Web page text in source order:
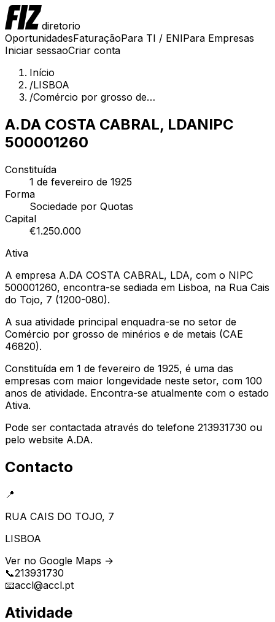
diretorio
OportunidadesFaturaçãoPara TI / ENIPara Empresas
Iniciar sessaoCriar conta
Início
/LISBOA
/Comércio por grosso de…
A.DA COSTA CABRAL, LDANIPC
500001260
Constituída
1 de fevereiro de 1925
Forma
Sociedade por Quotas
Capital
€1.250.000
Ativa
A empresa A.DA COSTA CABRAL, LDA, com o NIPC
500001260, encontra-se sediada em Lisboa, na Rua Cais
do Tojo, 7 (1200-080).
A sua atividade principal enquadra-se no setor de
Comércio por grosso de minérios e de metais (CAE
46820).
Constituída em 1 de fevereiro de 1925, é uma das
empresas com maior longevidade neste setor, com 100
anos de atividade. Encontra-se atualmente com o estado
Ativa.
Pode ser contactada através do telefone 213931730 ou
pelo website A.DA.
Contacto
📍
RUA CAIS DO TOJO, 7
LISBOA
Ver no Google Maps →
📞213931730
📧accl@accl.pt
Atividade